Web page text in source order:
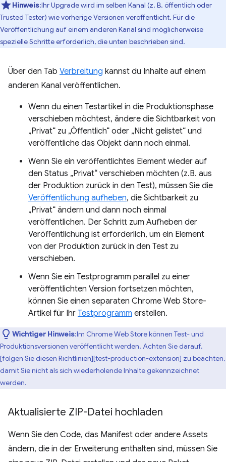
Hinweis:Ihr Upgrade wird im selben Kanal (z. B. öffentlich oder
Trusted Tester) wie vorherige Versionen veröffentlicht. Für die
Veröffentlichung auf einem anderen Kanal sind möglicherweise
spezielle Schritte erforderlich, die unten beschrieben sind.
Über den Tab Verbreitung kannst du Inhalte auf einem
anderen Kanal veröffentlichen.
Wenn du einen Testartikel in die Produktionsphase
verschieben möchtest, ändere die Sichtbarkeit von
„Privat“ zu „Öffentlich“ oder „Nicht gelistet“ und
veröffentliche das Objekt dann noch einmal.
Wenn Sie ein veröffentlichtes Element wieder auf
den Status „Privat“ verschieben möchten (z.B. aus
der Produktion zurück in den Test), müssen Sie die
Veröffentlichung aufheben, die Sichtbarkeit zu
„Privat“ ändern und dann noch einmal
veröffentlichen. Der Schritt zum Aufheben der
Veröffentlichung ist erforderlich, um ein Element
von der Produktion zurück in den Test zu
verschieben.
Wenn Sie ein Testprogramm parallel zu einer
veröffentlichten Version fortsetzen möchten,
können Sie einen separaten Chrome Web Store-
Artikel für Ihr Testprogramm erstellen.
Wichtiger Hinweis:Im Chrome Web Store können Test- und
Produktionsversionen veröffentlicht werden. Achten Sie darauf,
[folgen Sie diesen Richtlinien][test-production-extension] zu beachten,
damit Sie nicht als sich wiederholende Inhalte gekennzeichnet
werden.
Aktualisierte ZIP-Datei hochladen
Wenn Sie den Code, das Manifest oder andere Assets
ändern, die in der Erweiterung enthalten sind, müssen Sie